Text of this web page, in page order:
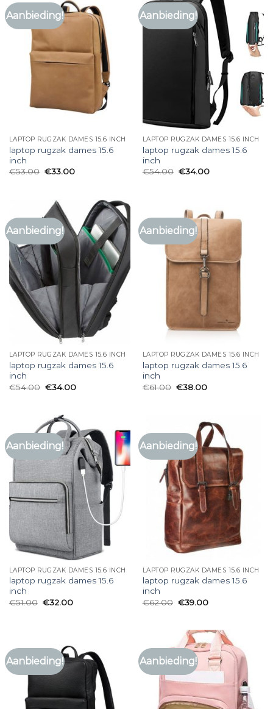
Aanbieding!
LAPTOP RUGZAK DAMES 15.6 INCH
laptop rugzak dames 15.6
inch
€53.00 €33.00
Aanbieding!
LAPTOP RUGZAK DAMES 15.6 INCH
laptop rugzak dames 15.6
inch
€54.00 €34.00
Aanbieding!
LAPTOP RUGZAK DAMES 15.6 INCH
laptop rugzak dames 15.6
inch
€54.00 €34.00
Aanbieding!
LAPTOP RUGZAK DAMES 15.6 INCH
laptop rugzak dames 15.6
inch
€61.00 €38.00
Aanbieding!
LAPTOP RUGZAK DAMES 15.6 INCH
laptop rugzak dames 15.6
inch
€51.00 €32.00
Aanbieding!
LAPTOP RUGZAK DAMES 15.6 INCH
laptop rugzak dames 15.6
inch
€62.00 €39.00
Aanbieding! Aanbieding!